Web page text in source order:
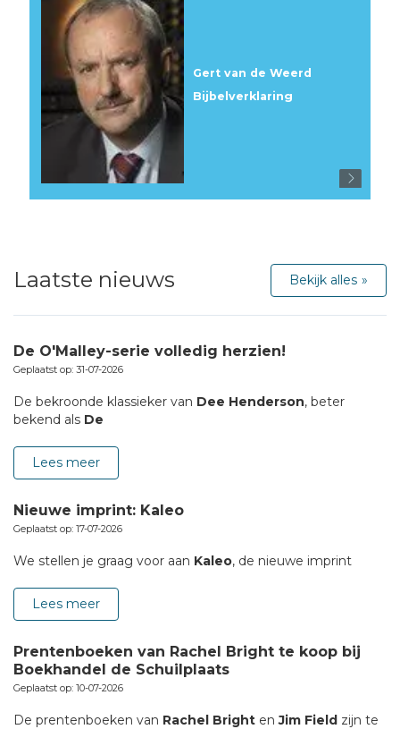
Gert van de Weerd
Bijbelverklaring
Laatste nieuws Bekijk alles
De O'Malley-serie volledig herzien!
Geplaatst op: 31-07-2026
De bekroonde klassieker van Dee Henderson, beter
bekend als De
Lees meer
Nieuwe imprint: Kaleo
Geplaatst op: 17-07-2026
We stellen je graag voor aan Kaleo, de nieuwe imprint
Lees meer
Prentenboeken van Rachel Bright te koop bij
Boekhandel de Schuilplaats
Geplaatst op: 10-07-2026
De prentenboeken van Rachel Bright en Jim Field zijn te